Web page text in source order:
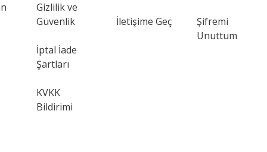
Gizlilik ve
Güvenlik
İptal İade
Şartları
KVKK
Bildirimi
İletişime Geç
Şifremi
Unuttum